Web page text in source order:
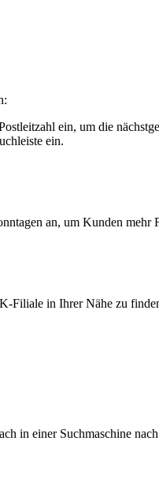
ein, um die
ein.
an, um Kunden
Filiale in Ihrer Nähe zu
in einer Suchmaschine